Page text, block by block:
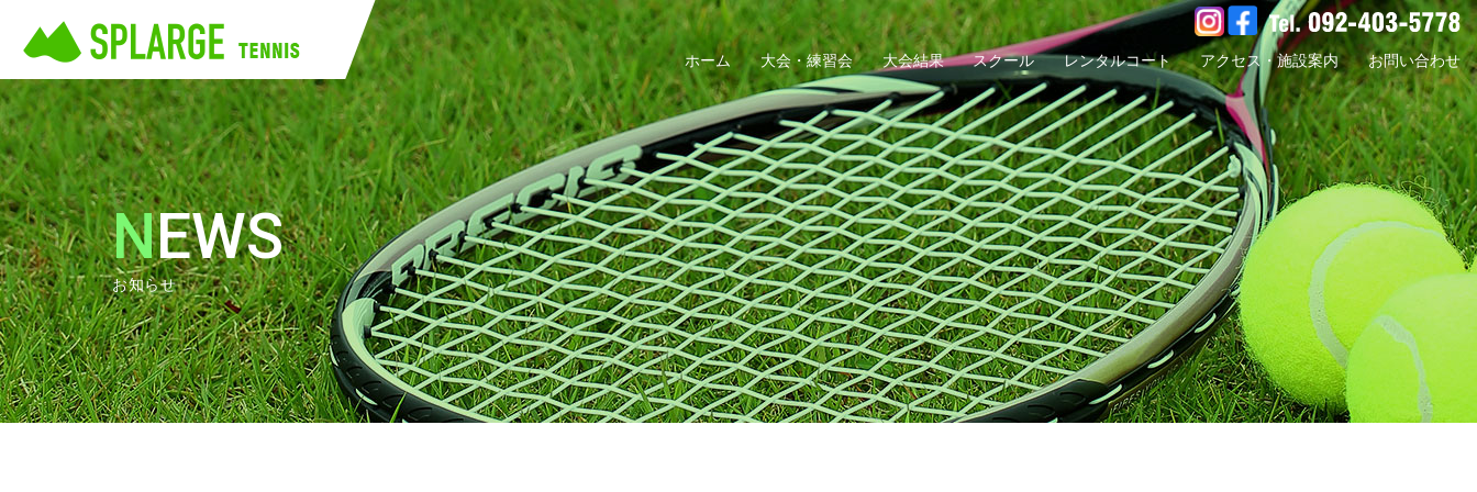
ホーム 大会・練習会 大会結果 スクール レンタルコート アクセス・施設案内 お問い合わせ
NEWS
お知らせ